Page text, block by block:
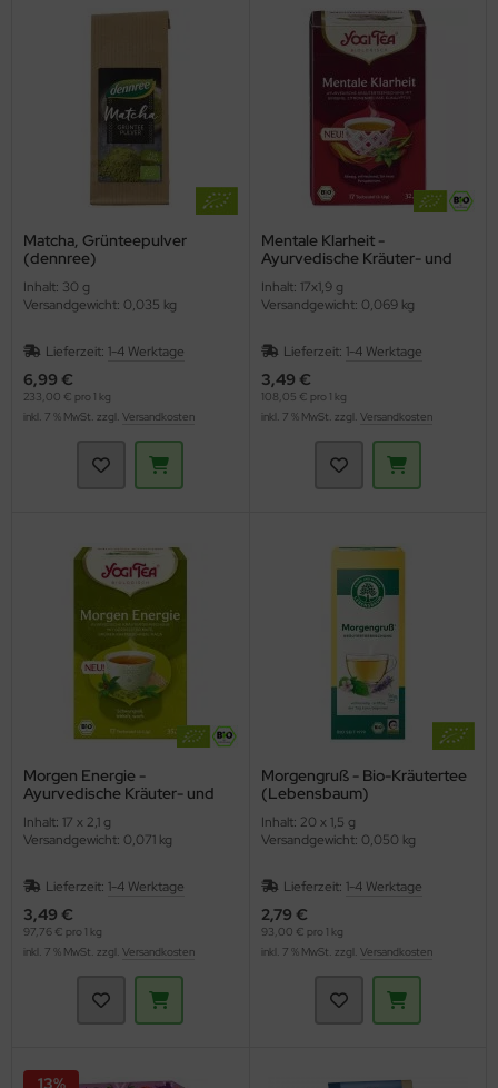
Matcha, Grünteepulver
(dennree)
Inhalt: 30 g
Versandgewicht: 0,035 kg
Lieferzeit: 1-4 Werktage
6,99 €
233,00 € pro 1 kg
inkl. 7 % MwSt. zzgl. Versandkosten
Mentale Klarheit -
Ayurvedische Kräuter- und
TEA)
Inhalt: 17x1,9 g
Versandgewicht: 0,069 kg
Lieferzeit: 1-4 Werktage
3,49 €
108,05 € pro 1 kg
inkl. 7 % MwSt. zzgl. Versandkosten
Morgen Energie -
Ayurvedische Kräuter- und
TEA)
Inhalt: 17 x 2,1 g
Versandgewicht: 0,071 kg
Lieferzeit: 1-4 Werktage
3,49 €
97,76 € pro 1 kg
inkl. 7 % MwSt. zzgl. Versandkosten
Morgengruß - Bio-Kräutertee
(Lebensbaum)
Inhalt: 20 x 1,5 g
Versandgewicht: 0,050 kg
Lieferzeit: 1-4 Werktage
2,79 €
93,00 € pro 1 kg
inkl. 7 % MwSt. zzgl. Versandkosten
13%